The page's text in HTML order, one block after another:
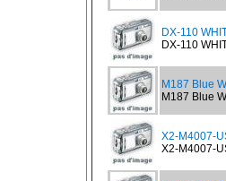
DX-110
DX-110
M187 Blue
M187 Blue
X2-M4007-
X2-M4007-